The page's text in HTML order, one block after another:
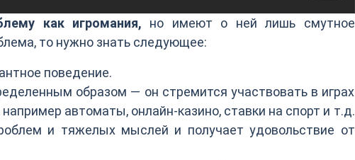
как игромания, но имеют о ней лишь смутное
то нужно знать следующее:
поведение.
образом — он стремится участвовать в играх
автоматы, онлайн-казино, ставки на спорт и т.д.
и тяжелых мыслей и получает удовольствие от